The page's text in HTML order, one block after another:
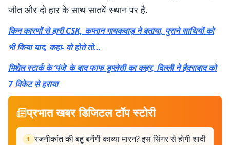
जीत और दो हार के साथ सातवें स्थान पर है.
किन कारणों से हारी CSK, कप्तान गायकवाड़ ने बताया, पुराने साथियों को
भी किया याद, कहा- वो होते तो…
मिशेल स्टार्क के ‘पंजे’ के बाद फाफ डुप्लेसी का कहर, दिल्ली ने हैदराबाद को
7 विकेट से हराया
प्रभात खबर डिजिटल टॉप स्टोरी
1 रजनीकांत की बहू बनेंगी काव्या मारन? इस सिंगर से होगी शादी